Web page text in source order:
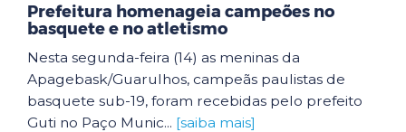
Prefeitura homenageia campeões no
basquete e no atletismo
Nesta segunda-feira (14) as meninas da
Apagebask/Guarulhos, campeãs paulistas de
basquete sub-19, foram recebidas pelo prefeito
Guti no Paço Munic... [saiba mais]